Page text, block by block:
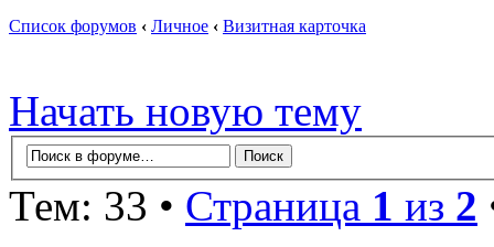
Список форумов ‹ Личное ‹ Визитная карточка
Начать новую тему
Тем: 33 • Страница 1 из 2